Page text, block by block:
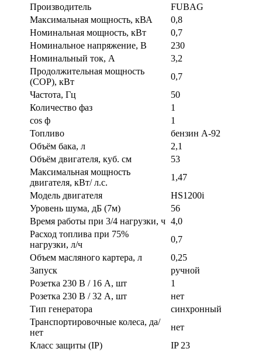
Производитель
FUBAG
Максимальная мощность, кВА
0,8
Номинальная мощность, кВт
0,7
Номинальное напряжение, В
230
Номинальный ток, A
3,2
Продолжительная мощность
(COP), кВт
0,7
Частота, Гц
50
Количество фаз
1
cos ф
1
Топливо
бензин А-92
Объём бака, л
2,1
Объём двигателя, куб. см
53
Максимальная мощность
двигателя, кВт/ л.с.
1,47
Модель двигателя
HS1200i
Уровень шума, дБ (7м)
56
Время работы при 3/4 нагрузки, ч 4,0
Расход топлива при 75%
нагрузки, л/ч
0,7
Объем масляного картера, л
0,25
Запуск
ручной
Розетка 230 В / 16 А, шт
1
Розетка 230 В / 32 А, шт
нет
Тип генератора
синхронный
Транспортировочные колеса, да/
нет
нет
Класс защиты (IP)
IP 23